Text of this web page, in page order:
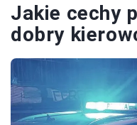
Jakie cechy
dobry